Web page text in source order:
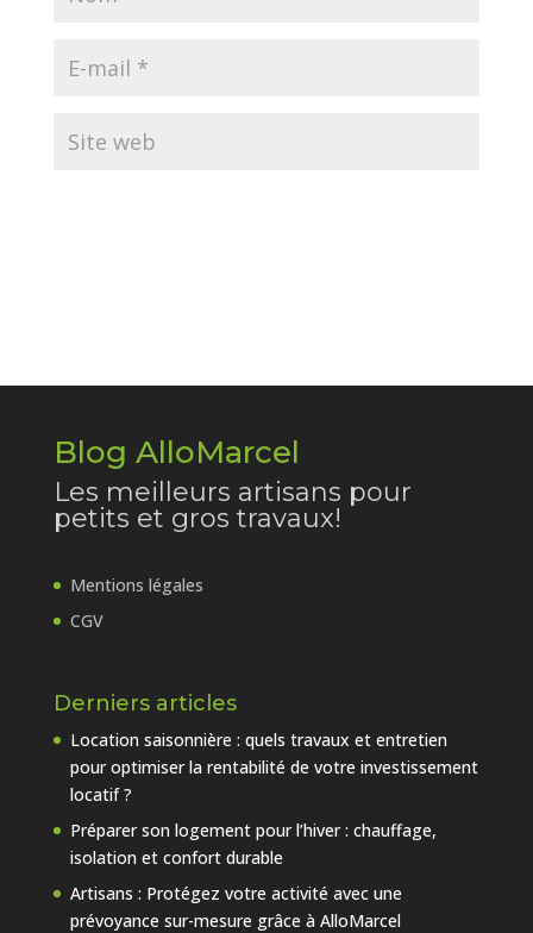
Blog AlloMarcel
Les meilleurs artisans pour
petits et gros travaux!
Mentions légales
CGV
Derniers articles
Location saisonnière : quels travaux et entretien
pour optimiser la rentabilité de votre investissement
locatif ?
Préparer son logement pour l’hiver : chauffage,
isolation et confort durable
Artisans : Protégez votre activité avec une
prévoyance sur-mesure grâce à AlloMarcel